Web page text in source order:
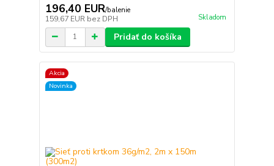
196,40 EUR/balenie
159,67 EUR bez DPH Skladom
Pridať do košíka
Akcia
Novinka